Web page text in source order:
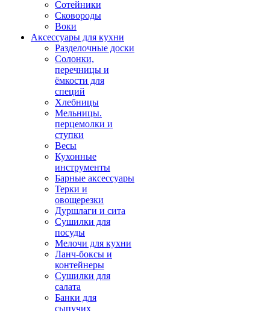
Сотейники
Сковороды
Воки
Аксессуары для кухни
Разделочные доски
Солонки,
перечницы и
ёмкости для
специй
Хлебницы
Мельницы.
перцемолки и
ступки
Весы
Кухонные
инструменты
Барные аксессуары
Терки и
овощерезки
Дуршлаги и сита
Сушилки для
посуды
Мелочи для кухни
Ланч-боксы и
контейнеры
Сушилки для
салата
Банки для
сыпучих